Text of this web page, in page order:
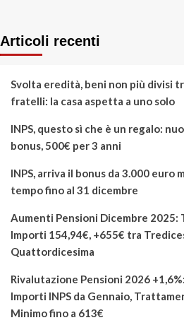
Articoli recenti
Svolta eredità, beni non più divisi
fratelli: la casa aspetta a uno solo
INPS, questo sì che è un regalo:
bonus, 500€ per 3 anni
INPS, arriva il bonus da 3.000 euro
tempo fino al 31 dicembre
Aumenti Pensioni Dicembre 2025:
Importi 154,94€, +655€ tra
Quattordicesima
Rivalutazione Pensioni 2026
Importi INPS da Gennaio,
Minimo fino a 613€